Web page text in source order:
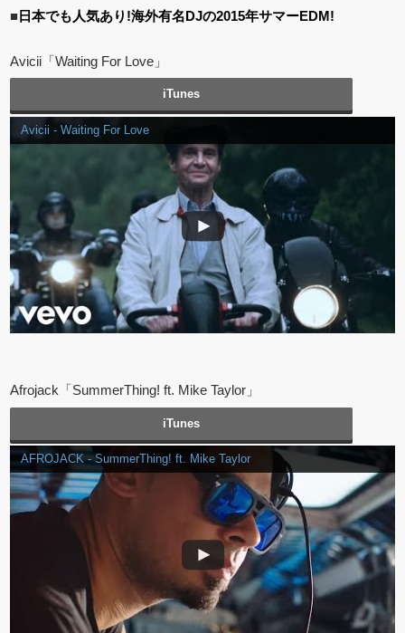
■ 日本でも人気あり!海外有名DJの2015年サマーEDM!
Avicii「Waiting For Love」
iTunes
Avicii - Waiting For Love
Afrojack「SummerThing! ft. Mike Taylor」
iTunes
AFROJACK - SummerThing! ft. Mike Taylor